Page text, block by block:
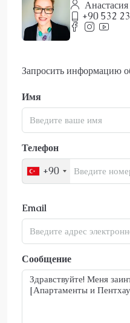
+90 532
Запросить информацию
Имя
Телефон
+90
Email
Сообщение